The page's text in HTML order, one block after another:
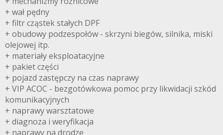
+ wał pędny
+ filtr cząstek stałych DPF
+ obudowy podzespołów - skrzyni biegów, silnika, miski
olejowej itp.
+ materiały eksploatacyjne
+ pakiet części
+ pojazd zastępczy na czas naprawy
+ VIP ACOC - bezgotówkowa pomoc przy likwidacji szkód
komunikacyjnych
+ naprawy warsztatowe
+ diagnoza i weryfikacja
+ naprawy na drodze